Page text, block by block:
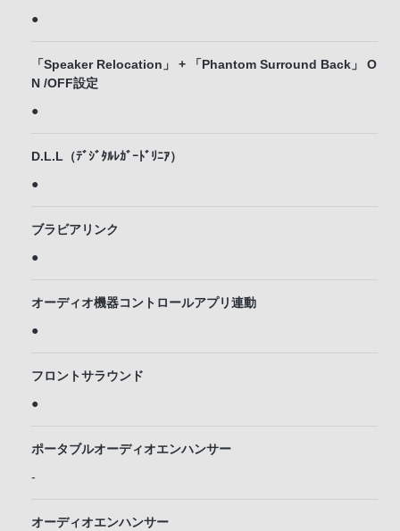
●
「Speaker Relocation」 + 「Phantom Surround Back」 O
N /OFF設定
●
D.L.L（ﾃﾞｼﾞﾀﾙﾚｶﾞｰﾄﾞﾘﾆｱ）
●
ブラビアリンク
●
オーディオ機器コントロールアプリ連動
●
フロントサラウンド
●
ポータブルオーディオエンハンサー
-
オーディオエンハンサー